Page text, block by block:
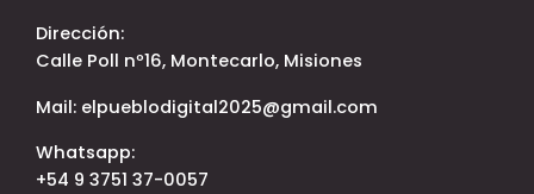
Dirección:
Calle Poll nº16, Montecarlo, Misiones
Mail: elpueblodigital2025@gmail.com
Whatsapp:
+54 9 3751 37-0057